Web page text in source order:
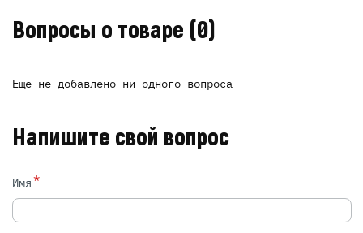
Вопросы о товаре (0)
Ещё не добавлено ни одного вопроса
Напишите свой вопрос
Имя*